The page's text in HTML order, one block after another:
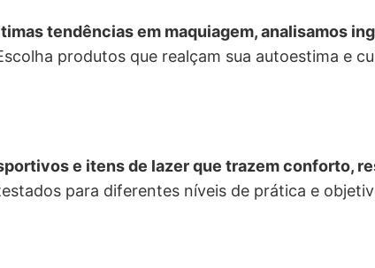
tendências em maquiagem, analisamos
produtos que realçam sua autoestima e
e itens de lazer que trazem conforto,
para diferentes níveis de prática e